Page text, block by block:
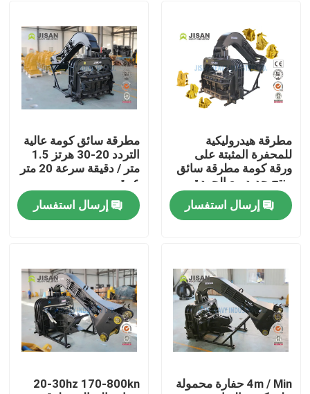
منتجات
معلومات عنا
رقابة جودة
اتصل بنا
Company News
حفارة الكسارة الصخور
هيدروليكي روك الكسارة
مطرقة هيدروليكية
للمحفرة المثبتة على
ورقة كومة مطرقة سائق
منتج جديد بيع الجودة
Oem Odm خدمة Ce Sgs
إرسال استفسار
مطرقة سائق كومة عالية
التردد 20-30 هرتز 1.5
متر / دقيقة سرعة 20 متر
عمق
إرسال استفسار
4m / Min حفارة محمولة
20-30hz 170-800kn